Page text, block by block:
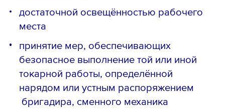
достаточной освещённостью рабочего
места
принятие мер, обеспечивающих
безопасное выполнение той или иной
токарной работы, определённой
нарядом или устным распоряжением
бригадира, сменного механика